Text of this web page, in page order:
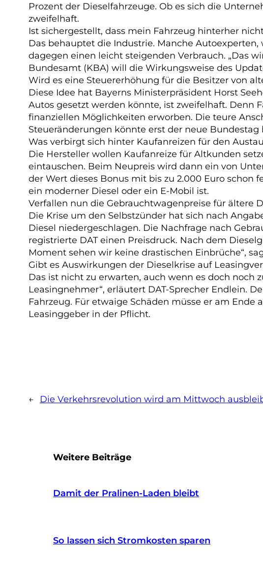
Prozent der Dieselfahrzeuge. Ob es sich die
zweifelhaft.
Ist sichergestellt, dass mein Fahrzeug hinterher
Das behauptet die Industrie. Manche
dagegen einen leicht steigenden Verbrauch. „Das
Bundesamt (KBA) will die Wirkungsweise des
Wird es eine Steuererhöhung für die Besitzer von
Diese Idee hat Bayerns Ministerpräsident Horst
Autos gesetzt werden könnte, ist zweifelhaft. Denn
finanziellen Möglichkeiten erworben. Die teure
Steueränderungen könnte erst der neue
Was verbirgt sich hinter Kaufanreizen für den
Die Hersteller wollen Kaufanreize für Altkunden
eintauschen. Beim Neupreis wird dann ein von
der Wert dieses Bonus mit bis zu 2.000 Euro schon
ein moderner Diesel oder ein E-Mobil ist.
Verfallen nun die Gebrauchtwagenpreise für ältere
Die Krise um den Selbstzünder hat sich nach
Diesel niedergeschlagen. Die Nachfrage nach
registrierte DAT einen Preisdruck. Nach dem
Moment sehen wir keine drastischen Einbrüche“,
Gibt es Auswirkungen der Dieselkrise auf
Das ist nicht zu erwarten, auch wenn es doch noch
Leasingnehmer“, erläutert DAT-Sprecher Endlein.
Fahrzeug. Für etwaige Schäden müsse er am
Leasinggeber in der Pflicht.
← Die Verkehrsrevolution wird am Mittwoch
Weitere Beiträge
Damit der Pralinen-Laden bleibt
So lassen sich Stromkosten sparen